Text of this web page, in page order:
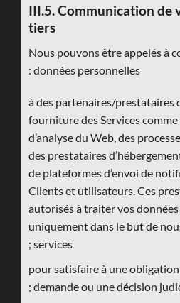
III.5. Communication de
tiers
Nous pouvons être appelés à
données personnelles :
à des partenaires/prestataires
fourniture des Services
d’analyse du Web, des
des prestataires
de plateformes d’envoi de
Clients et utilisateurs. Ces
autorisés à traiter vos
uniquement dans le but de
services ;
pour satisfaire à une
demande ou une décision